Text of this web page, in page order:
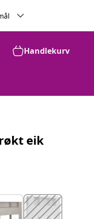
Handlekurv
eik